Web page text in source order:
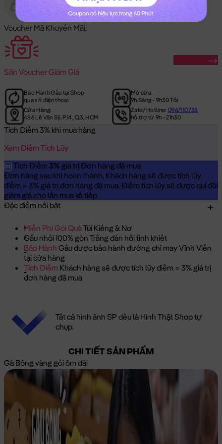
Gửi Tặng Hết Hàng
Voucher Mã Khuyến Mãi:
Săn Voucher Giảm Giá
Bảo Hành Gấu tại Shop
qua số điện thoại
Mở cửa:
9h Sáng - 9h30 Tối
Cửa Hàng:
486 Lê Văn Sỹ, P.14, Q.3, HCM
Zalo/Hotline:0967110738
hỗ trợ từ 9h - 21h30
Tích Điểm 3% khi mua hàng
Xem Điểm Tích Lũy
Tích Điểm 3% giá trị Đơn hàng đã mua
Đơn hàng sau khi hoàn thành, Khách hàng sẽ được tích lũy
điểm = 3% giá trị đơn hàng đã mua. Điểm tích lũy sẽ được qui đổi
giảm giá cho lần mua kế tiếp
Đặc điểm nổi bật
Miễn Phí Gói QuàTúi Kiếng & Nơ
Gấu nhồi 100% gòn Trắng đàn hồi tinh khiết
Bảo Hành Gấu được bảo hành đường chỉ may Vĩnh Viễn
tại cửa hàng
Tích Điểm Khách hàng sẽ được tích lũy điểm = 3% giá trị
đơn hàng đã mua
Tất cả hình ảnh SP đều là Hình Thật Shop tự
chụp.
CHI TIẾT SẢN PHẨM
Gà Bông vàng gối ôm dài